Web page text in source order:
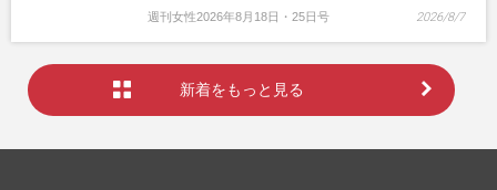
週刊女性2026年8月18日・25日号 2026/8/7
新着をもっと見る